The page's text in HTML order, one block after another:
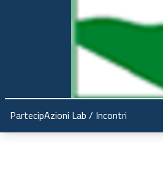
Regione Emilia-Romagna Partecipazione
PartecipAzioni Lab / Incontri